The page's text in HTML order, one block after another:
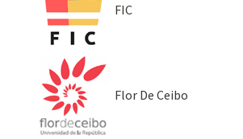
FIC
Flor De Ceibo